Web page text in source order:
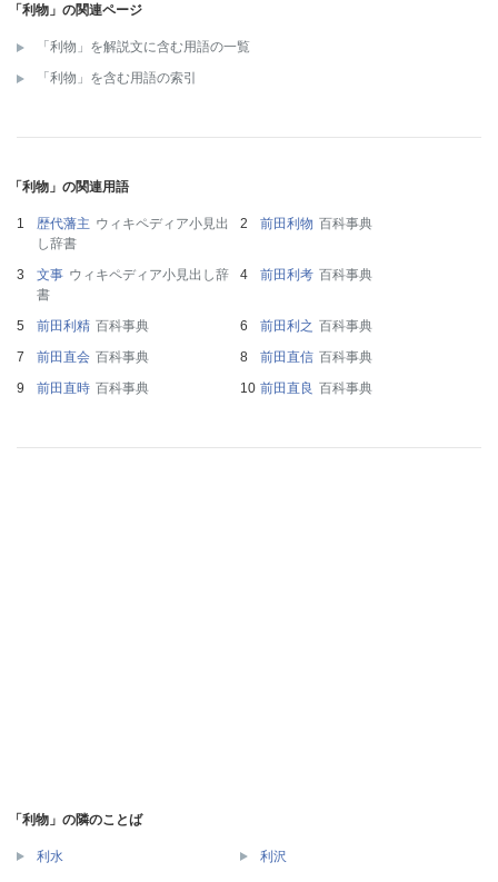
「利物」の関連ページ
「利物」を解説文に含む用語の一覧
「利物」を含む用語の索引
「利物」の関連用語
歴代藩主 ウィキペディア小見出
し辞書
前田利物 百科事典
文事 ウィキペディア小見出し辞
書
前田利考 百科事典
前田利精 百科事典 前田利之 百科事典
前田直会 百科事典 前田直信 百科事典
前田直時 百科事典 前田直良 百科事典
「利物」の隣のことば
利水 利沢